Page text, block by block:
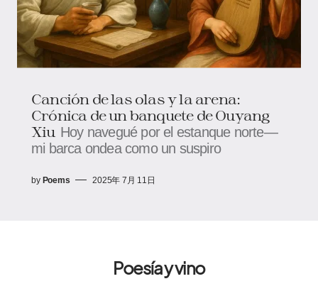
Canción de las olas y la arena:
Crónica de un banquete de Ouyang
Xiu Hoy navegué por el estanque norte—
mi barca ondea como un suspiro
by Poems 2025年 7月 11日
Poesía y vino